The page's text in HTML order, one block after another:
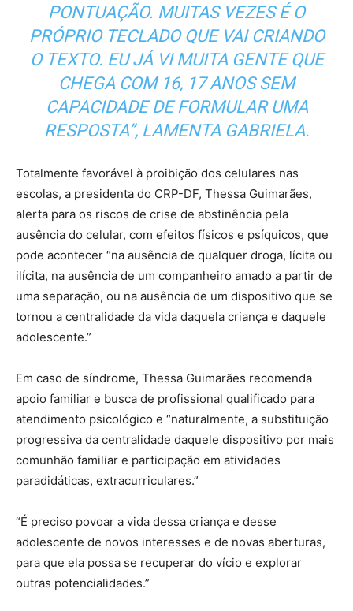
PONTUAÇÃO. MUITAS VEZES É O
PRÓPRIO TECLADO QUE VAI CRIANDO
O TEXTO. EU JÁ VI MUITA GENTE QUE
CHEGA COM 16, 17 ANOS SEM
CAPACIDADE DE FORMULAR UMA
RESPOSTA”, LAMENTA GABRIELA.
Totalmente favorável à proibição dos celulares nas
escolas, a presidenta do CRP-DF, Thessa Guimarães,
alerta para os riscos de crise de abstinência pela
ausência do celular, com efeitos físicos e psíquicos, que
pode acontecer “na ausência de qualquer droga, lícita ou
ilícita, na ausência de um companheiro amado a partir de
uma separação, ou na ausência de um dispositivo que se
tornou a centralidade da vida daquela criança e daquele
adolescente.”
Em caso de síndrome, Thessa Guimarães recomenda
apoio familiar e busca de profissional qualificado para
atendimento psicológico e “naturalmente, a substituição
progressiva da centralidade daquele dispositivo por mais
comunhão familiar e participação em atividades
paradidáticas, extracurriculares.”
“É preciso povoar a vida dessa criança e desse
adolescente de novos interesses e de novas aberturas,
para que ela possa se recuperar do vício e explorar
outras potencialidades.”